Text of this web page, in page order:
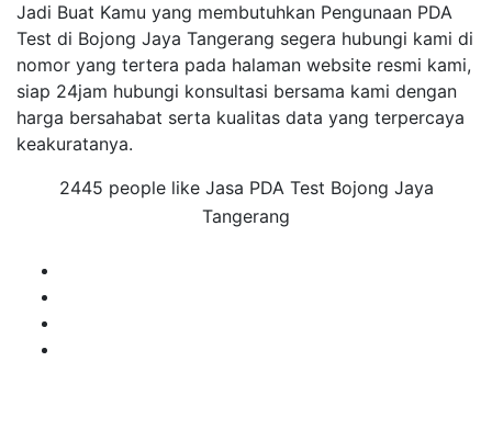
Jadi Buat Kamu yang membutuhkan Pengunaan PDA
Test di Bojong Jaya Tangerang segera hubungi kami di
nomor yang tertera pada halaman website resmi kami,
siap 24jam hubungi konsultasi bersama kami dengan
harga bersahabat serta kualitas data yang terpercaya
keakuratanya.
2445 people like Jasa PDA Test Bojong Jaya
Tangerang